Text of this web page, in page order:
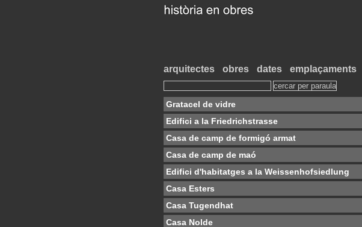
arquitectes obres dates emplaçaments
Gratacel de vidre
Edifici a la Friedrichstrasse
Casa de camp de formigó armat
Casa de camp de maó
Edifici d'habitatges a la Weissenhofsiedlung
Casa Esters
Casa Tugendhat
Casa Nolde